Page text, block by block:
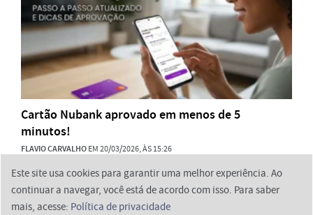
Cartão Nubank aprovado em menos de 5
minutos!
FLAVIO CARVALHOEM 20/03/2026, ÀS 15:26
Este site usa cookies para garantir uma melhor experiência. Ao
continuar a navegar, você está de acordo com isso. Para saber
mais, acesse: Política de privacidade